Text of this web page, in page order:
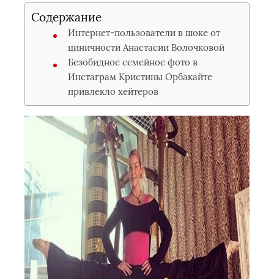
Содержание
Интернет-пользователи в шоке от
циничности Анастасии Волочковой
Безобидное семейное фото в
Инстаграм Кристины Орбакайте
привлекло хейтеров